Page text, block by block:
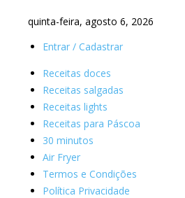
quinta-feira, agosto 6, 2026
Entrar / Cadastrar
Receitas doces
Receitas salgadas
Receitas lights
Receitas para Páscoa
30 minutos
Air Fryer
Termos e Condições
Política Privacidade